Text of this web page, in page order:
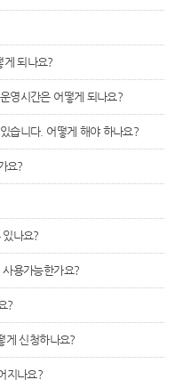
게 되나요?
영시간은 어떻게 되나요?
습니다. 어떻게 해야 하나요?
요?
나요?
용가능한가요?
?
게 신청하나요?
지나요?